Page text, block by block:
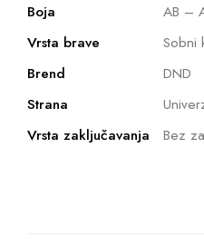
Boja
AB –
Vrsta brave
Sobni
Brend
DND
Strana
Vrsta zaključavanja
Bez